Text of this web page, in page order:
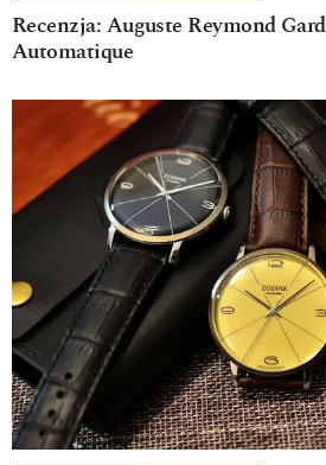
Recenzja: Auguste Reymond
Automatique